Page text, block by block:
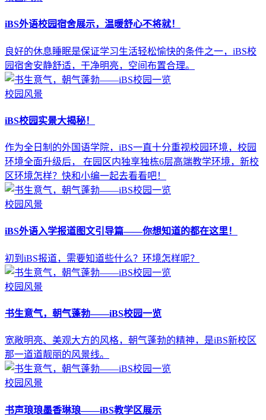
iBS外语校园宿舍展示，温暖舒心不将就！
良好的休息睡眠是保证学习生活轻松愉快的条件之一，iBS校
园宿舍安静舒适，干净明亮，空间布置合理。
校园风景
iBS校园实景大揭秘！
作为全日制的外国语学院，iBS一直十分重视校园环境，校园
环境全面升级后， 在园区内独享独栋6层高端教学环境，新校
区环境怎样？快和小编一起去看看吧！
校园风景
iBS外语入学报道图文引导篇——你想知道的都在这里！
初到iBS报道，需要知道些什么？环境怎样呢？
校园风景
书生意气，朝气蓬勃——iBS校园一览
宽敞明亮、美观大方的风格，朝气蓬勃的精神，是iBS新校区
那一道道靓丽的风景线。
校园风景
书声琅琅墨香琳琅——iBS教学区展示